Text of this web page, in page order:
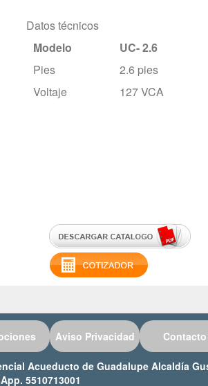
Datos técnicos
Modelo
UC- 2.6
Pies
2.6 pies
Voltaje
127 VCA
Aviso Privacidad Contacto
Acueducto de Guadalupe Alcaldía
5510713001